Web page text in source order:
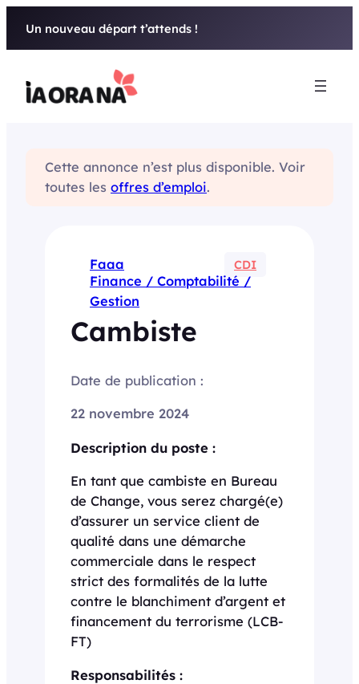
Un nouveau départ t’attends !
Cette annonce n’est plus disponible. Voir
toutes les offres d’emploi.
Faaa CDI
Finance / Comptabilité /
Gestion
Cambiste
Date de publication :
22 novembre 2024
Description du poste :
En tant que cambiste en Bureau
de Change, vous serez chargé(e)
d’assurer un service client de
qualité dans une démarche
commerciale dans le respect
strict des formalités de la lutte
contre le blanchiment d’argent et
financement du terrorisme (LCB-
FT)
Responsabilités :